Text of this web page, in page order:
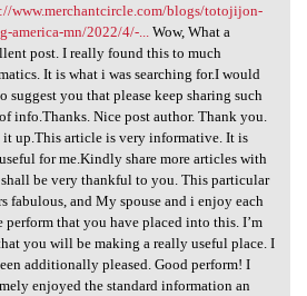
www.merchantcircle
www.merchantcircle.com/blogs/totojijon-
america-mn/2022/4/-...
Wow, What a
post. I really found this to much
It is what i was searching for.I would
suggest you that please keep sharing such
info.Thanks. Nice post author. Thank you.
it up.This article is very informative. It is
for me.Kindly share more articles with
shall be very thankful to you. This particular
fabulous, and My spouse and i enjoy each
perform that you have placed into this. I’m
you will be making a really useful place. I
additionally pleased. Good perform! I
enjoyed the standard information an